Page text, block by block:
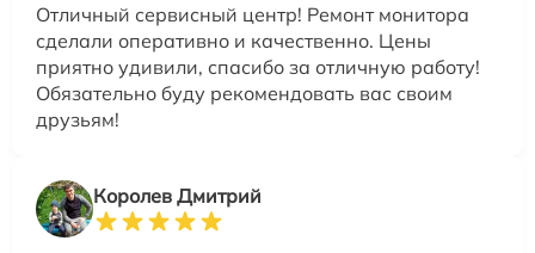
Отличный сервисный центр! Ремонт монитора
сделали оперативно и качественно. Цены
приятно удивили, спасибо за отличную работу!
Обязательно буду рекомендовать вас своим
друзьям!
Королев Дмитрий